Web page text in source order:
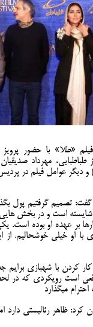
با حضور پرویز
مهرداد صدیقیان
دیگر عوامل فیلم در
گفت: تصمیم گرفتیم پول
است و در بخش
بر عهده او بوده است.
او خیلی خوشحالیم. از
با شهبازی برایم
است رویکردی که در
میگذارد
کرد: ظاهر رئالیستی